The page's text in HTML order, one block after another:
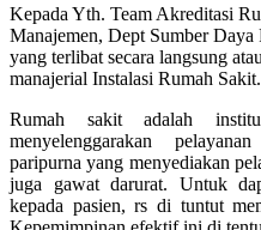
Kepada Yth. Team Akreditasi
Manajemen, Dept Sumber
yang terlibat secara langsung
manajerial Instalasi Rumah Sakit.
Rumah sakit adalah
menyelenggarakan
paripurna yang menyediakan
juga gawat darurat. Untuk
kepada pasien, rs di tuntut